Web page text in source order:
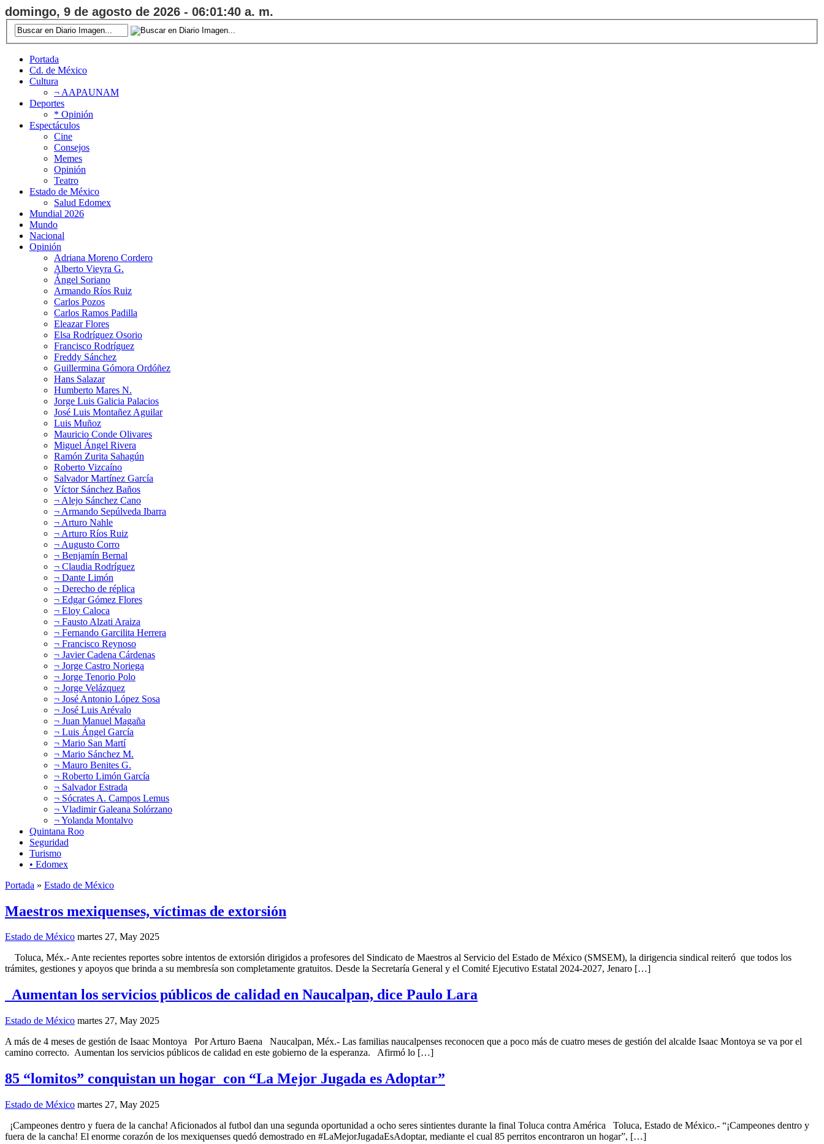
domingo, 9 de agosto de 2026 - 06:01:41 a. m.
Portada
Cd. de México
Cultura
¬ AAPAUNAM
Deportes
* Opinión
Espectáculos
Cine
Consejos
Memes
Opinión
Teatro
Estado de México
Salud Edomex
Mundial 2026
Mundo
Nacional
Opinión
Adriana Moreno Cordero
Alberto Vieyra G.
Ángel Soriano
Armando Ríos Ruiz
Carlos Pozos
Carlos Ramos Padilla
Eleazar Flores
Elsa Rodríguez Osorio
Francisco Rodríguez
Freddy Sánchez
Guillermina Gómora Ordóñez
Hans Salazar
Humberto Mares N.
Jorge Luis Galicia Palacios
José Luis Montañez Aguilar
Luis Muñoz
Mauricio Conde Olivares
Miguel Ángel Rivera
Ramón Zurita Sahagún
Roberto Vizcaíno
Salvador Martínez García
Víctor Sánchez Baños
¬ Alejo Sánchez Cano
¬ Armando Sepúlveda Ibarra
¬ Arturo Nahle
¬ Arturo Ríos Ruiz
¬ Augusto Corro
¬ Benjamín Bernal
¬ Claudia Rodríguez
¬ Dante Limón
¬ Derecho de réplica
¬ Edgar Gómez Flores
¬ Eloy Caloca
¬ Fausto Alzati Araiza
¬ Fernando Garcilita Herrera
¬ Francisco Reynoso
¬ Javier Cadena Cárdenas
¬ Jorge Castro Noriega
¬ Jorge Tenorio Polo
¬ Jorge Velázquez
¬ José Antonio López Sosa
¬ José Luis Arévalo
¬ Juan Manuel Magaña
¬ Luis Ángel García
¬ Mario San Martí
¬ Mario Sánchez M.
¬ Mauro Benites G.
¬ Roberto Limón García
¬ Salvador Estrada
¬ Sócrates A. Campos Lemus
¬ Vladimir Galeana Solórzano
¬ Yolanda Montalvo
Quintana Roo
Seguridad
Turismo
• Edomex
Portada » Estado de México
Maestros mexiquenses, víctimas de extorsión
Estado de México martes 27, May 2025
Toluca, Méx.- Ante recientes reportes sobre intentos de extorsión dirigidos a profesores del Sindicato de Maestros al Servicio del Estado de México (SMSEM), la dirigencia sindical reiteró que todos los
trámites, gestiones y apoyos que brinda a su membresía son completamente gratuitos. Desde la Secretaría General y el Comité Ejecutivo Estatal 2024-2027, Jenaro […]
Aumentan los servicios públicos de calidad en Naucalpan, dice Paulo Lara
Estado de México martes 27, May 2025
A más de 4 meses de gestión de Isaac Montoya Por Arturo Baena Naucalpan, Méx.- Las familias naucalpenses reconocen que a poco más de cuatro meses de gestión del alcalde Isaac Montoya se va por el
camino correcto. Aumentan los servicios públicos de calidad en este gobierno de la esperanza. Afirmó lo […]
85 “lomitos” conquistan un hogar con “La Mejor Jugada es Adoptar”
Estado de México martes 27, May 2025
¡Campeones dentro y fuera de la cancha! Aficionados al futbol dan una segunda oportunidad a ocho seres sintientes durante la final Toluca contra América Toluca, Estado de México.- “¡Campeones dentro y
fuera de la cancha! El enorme corazón de los mexiquenses quedó demostrado en #LaMejorJugadaEsAdoptar, mediante el cual 85 perritos encontraron un hogar”, […]